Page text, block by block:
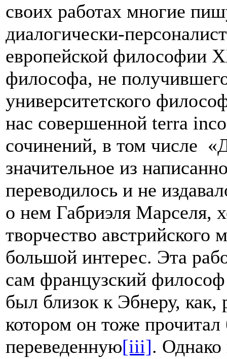
своих работах многие
диалогически-
европейской философии
философа, не
университетского
нас совершенной terra
сочинений, в том числе
значительное из
переводилось и не
о нем Габриэля Марселя,
творчество австрийского
большой интерес. Эта
сам французский
был близок к Эбнеру,
котором он тоже
переведенную[iii]. Однако